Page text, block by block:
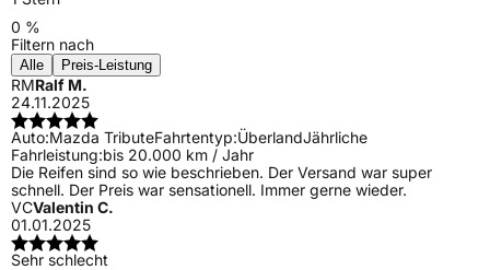
0 %
Filtern nach
Alle Preis-Leistung
RMRalf M.
24.11.2025
Auto:Mazda TributeFahrtentyp:ÜberlandJährliche
Fahrleistung:bis 20.000 km / Jahr
Die Reifen sind so wie beschrieben. Der Versand war super
schnell. Der Preis war sensationell. Immer gerne wieder.
VCValentin C.
01.01.2025
Sehr schlecht